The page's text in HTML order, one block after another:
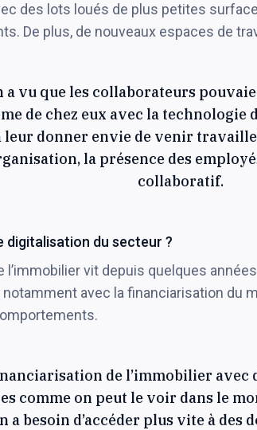
des lots loués de plus petites
De plus, de nouveaux espaces de
a vu que les collaborateurs
de chez eux avec la technologie
leur donner envie de venir
la présence des
collaboratif.
digitalisation du secteur ?
l’immobilier vit depuis quelques
notamment avec la financiarisation du
de l’immobilier avec
comme on peut le voir dans le
a besoin d’accéder plus vite à des